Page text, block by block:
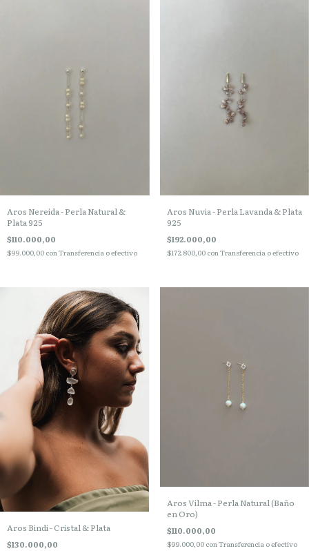
Aros Nereida - Perla Natural &
Plata 925
$110.000,00
$99.000,00 conTransferencia o efectivo
Aros Nuvia - Perla Lavanda & Plata
925
$192.000,00
$172.800,00 conTransferencia o efectivo
Aros Bindi - Cristal & Plata
$130.000,00
Aros Vilma - Perla Natural (Baño
en Oro)
$110.000,00
$99.000,00 con Transferencia o efectivo